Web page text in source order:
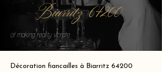
Biarritz 64200
of making reality vibrate.
Décoration fiancailles à Biarritz 64200